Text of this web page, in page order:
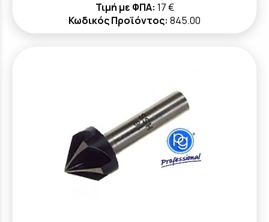
Τιμή με ΦΠΑ: 17 €
Κωδικός Προϊόντος: 845.00